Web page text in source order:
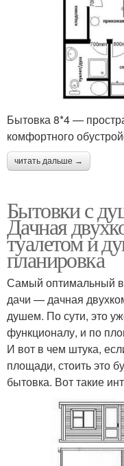
Бытовка 8*4 —
комфортного
читать дальше →
Бытовки с
Дачная
туалетом и
планировка
Самый оптимальный
дачи — дачная
душем. По сути, это
функционалу, и по
И вот в чем штука,
площади, стоить это
бытовка. Вот такие